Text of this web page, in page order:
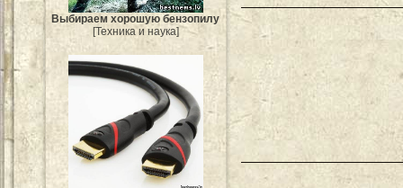
Выбираем хорошую бензопилу
[Техника и наука]